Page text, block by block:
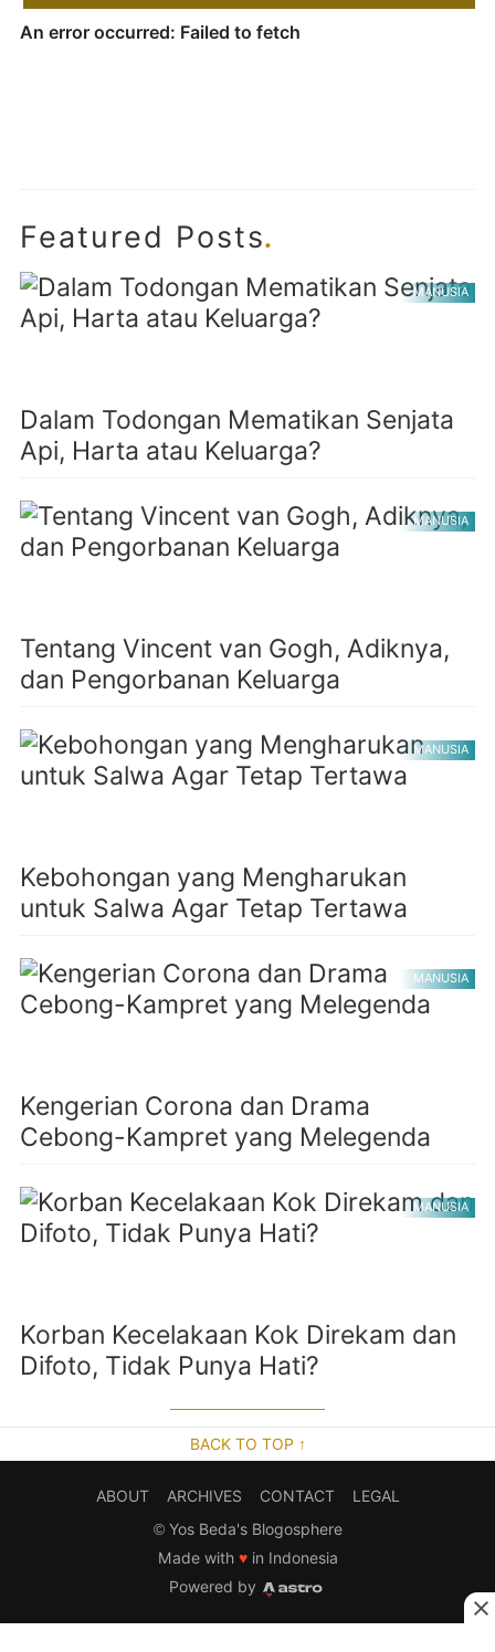
Featured Posts.
MANUSIA
Dalam Todongan Mematikan Senjata
Api, Harta atau Keluarga?
MANUSIA
Tentang Vincent van Gogh, Adiknya,
dan Pengorbanan Keluarga
MANUSIA
Kebohongan yang Mengharukan
untuk Salwa Agar Tetap Tertawa
MANUSIA
Kengerian Corona dan Drama
Cebong-Kampret yang Melegenda
MANUSIA
Korban Kecelakaan Kok Direkam dan
Difoto, Tidak Punya Hati?
BACK TO TOP ↑
ABOUT ARCHIVES CONTACT
LEGAL
© Yos Beda's Blogosphere
Made with ♥in Indonesia
Powered by